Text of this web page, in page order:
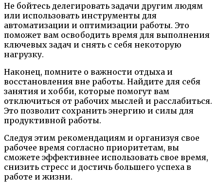
Не бойтесь делегировать задачи другим людям
или использовать инструменты для
автоматизации и оптимизации работы. Это
поможет вам освободить время для выполнения
ключевых задач и снять с себя некоторую
нагрузку.
Наконец, помните о важности отдыха и
восстановления вне работы. Найдите для себя
занятия и хобби, которые помогут вам
отключиться от рабочих мыслей и расслабиться.
Это позволит сохранить энергию и силы для
продуктивной работы.
Следуя этим рекомендациям и организуя свое
рабочее время согласно приоритетам, вы
сможете эффективнее использовать свое время,
снизить стресс и достичь большего успеха в
работе и жизни.